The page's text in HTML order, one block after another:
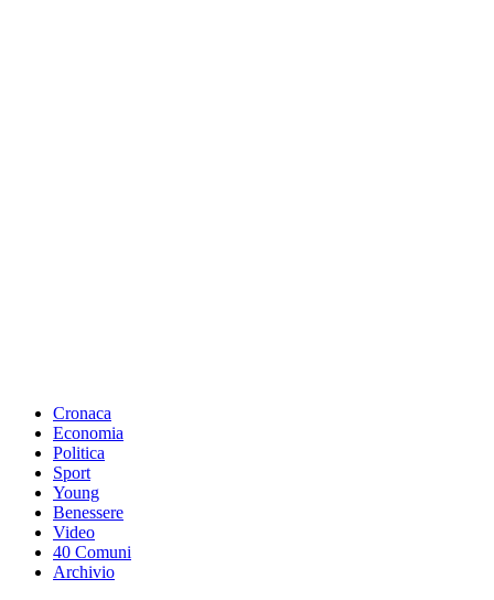
Cronaca
Economia
Politica
Sport
Young
Benessere
Video
40 Comuni
Archivio